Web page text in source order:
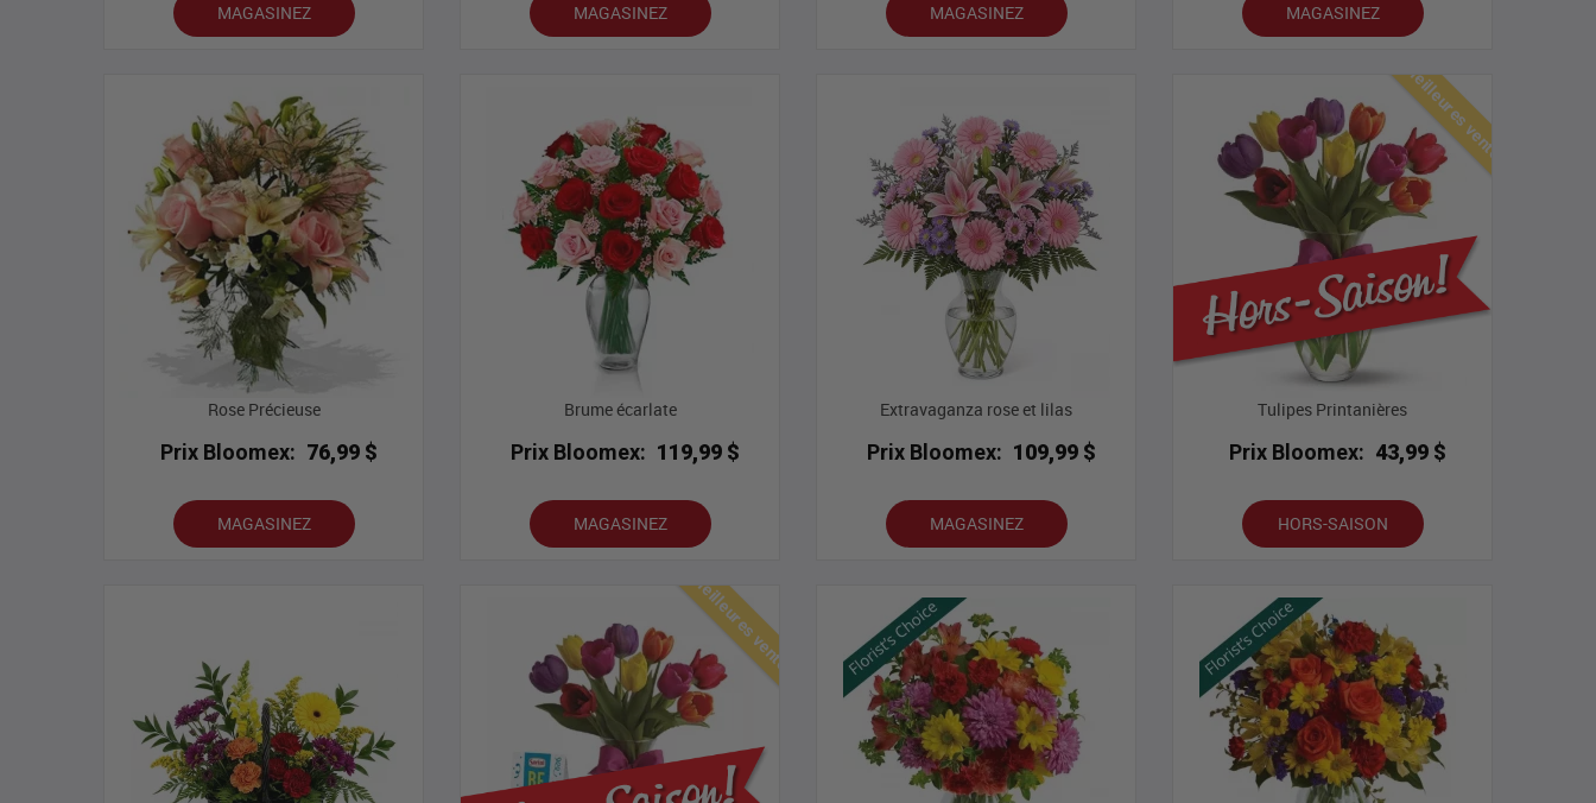
MAGASINEZ MAGASINEZ MAGASINEZ MAGASINEZ
Rose Précieuse
Prix Bloomex: 76,99 $
MAGASINEZ
Brume écarlate
Prix Bloomex: 119,99 $
MAGASINEZ
Extravaganza rose et lilas
Prix Bloomex: 109,99 $
MAGASINEZ
Meilleures ventes
Tulipes Printanières
Prix Bloomex: 43,99 $
HORS-SAISON
Meilleures ventes